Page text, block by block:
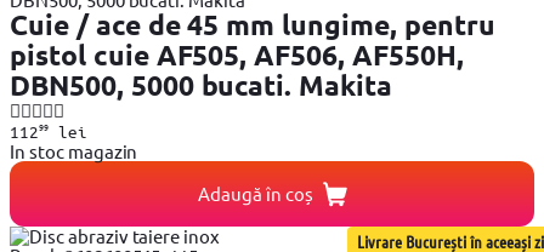
Cuie / ace de 45 mm lungime, pentru
pistol cuie AF505, AF506, AF550H,
DBN500, 5000 bucati. Makita
11299lei
In stoc magazin
Adaugă în coș
Livrare București în aceeași zi